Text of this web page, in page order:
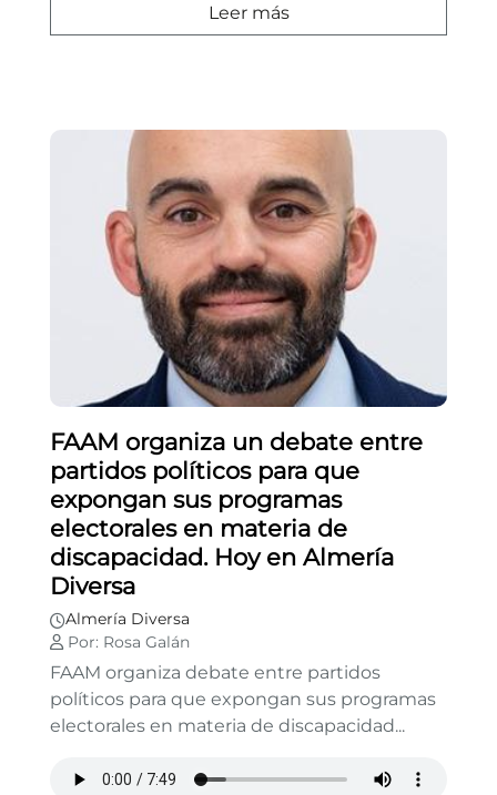
Leer más
FAAM organiza un debate entre
partidos políticos para que
expongan sus programas
electorales en materia de
discapacidad. Hoy en Almería
Diversa
Almería Diversa
Por: Rosa Galán
FAAM organiza debate entre partidos
políticos para que expongan sus programas
electorales en materia de discapacidad...